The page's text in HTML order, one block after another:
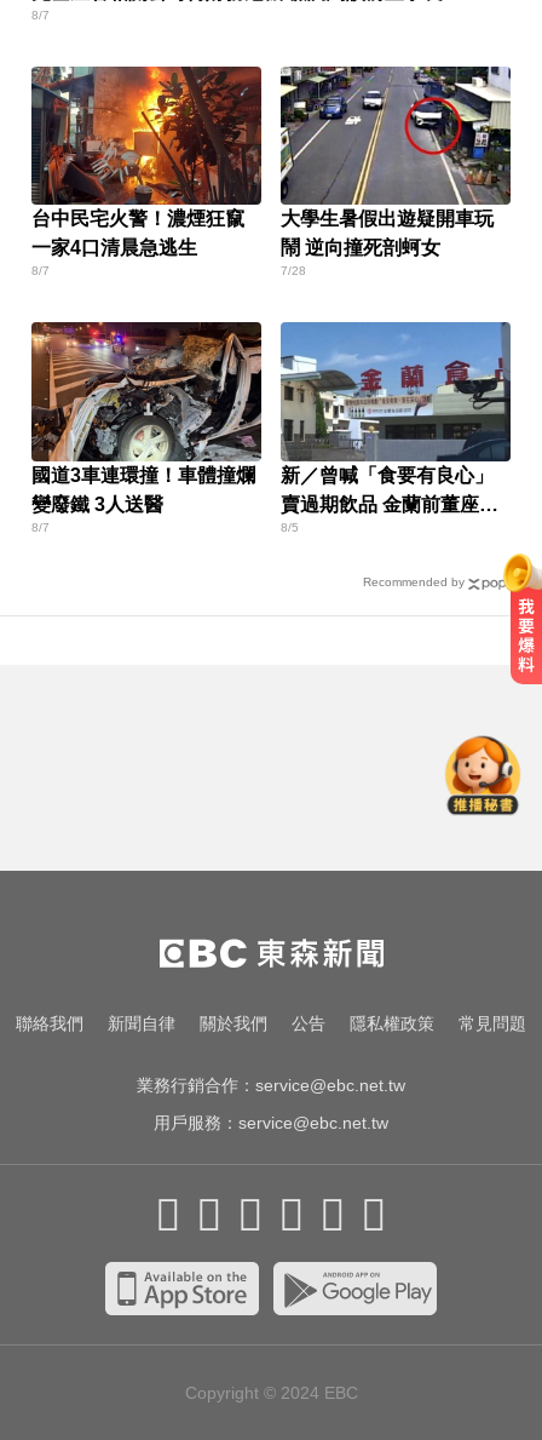
8/7
台中民宅火警！濃煙狂竄
一家4口清晨急逃生
8/7
大學生暑假出遊疑開車玩
鬧 逆向撞死剖蚵女
7/28
國道3車連環撞！車體撞爛
變廢鐵 3人送醫
8/7
新／曾喊「食要有良心」
賣過期飲品 金蘭前董座遭
求重刑
8/5
Recommended by
紅狂接20業配 Joeman 認：我也會
緯創股利2度延發史上首例 金管會
說重話：考慮收回股務自辦
出國回台發燒狂拉！男竟罹傷寒 醫
聯絡我們 新聞自律 關於我們 公告 隱私權政策 常見問題
業務行銷合作： service@ebc.net.tw
用戶服務： service@ebc.net.tw
Copyright © 2024 EBC